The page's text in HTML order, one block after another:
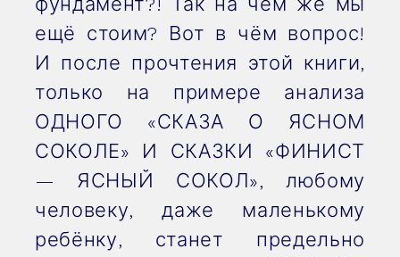
ещё стоим? Вот в чём вопрос!
И после прочтения этой книги,
только на примере анализа
ОДНОГО «СКАЗА О ЯСНОМ
СОКОЛЕ» И СКАЗКИ «ФИНИСТ
— ЯСНЫЙ СОКОЛ», любому
человеку, даже маленькому
ребёнку, станет предельно